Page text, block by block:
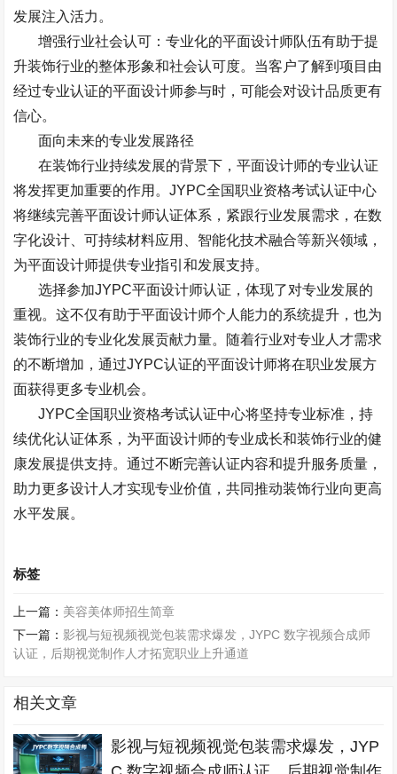
发展注入活力。
增强行业社会认可：专业化的平面设计师队伍有助于提
升装饰行业的整体形象和社会认可度。当客户了解到项目由
经过专业认证的平面设计师参与时，可能会对设计品质更有
信心。
面向未来的专业发展路径
在装饰行业持续发展的背景下，平面设计师的专业认证
将发挥更加重要的作用。JYPC全国职业资格考试认证中心
将继续完善平面设计师认证体系，紧跟行业发展需求，在数
字化设计、可持续材料应用、智能化技术融合等新兴领域，
为平面设计师提供专业指引和发展支持。
选择参加JYPC平面设计师认证，体现了对专业发展的
重视。这不仅有助于平面设计师个人能力的系统提升，也为
装饰行业的专业化发展贡献力量。随着行业对专业人才需求
的不断增加，通过JYPC认证的平面设计师将在职业发展方
面获得更多专业机会。
JYPC全国职业资格考试认证中心将坚持专业标准，持
续优化认证体系，为平面设计师的专业成长和装饰行业的健
康发展提供支持。通过不断完善认证内容和提升服务质量，
助力更多设计人才实现专业价值，共同推动装饰行业向更高
水平发展。
标签
上一篇： 美容美体师招生简章
下一篇：影视与短视频视觉包装需求爆发，JYPC 数字视频合成师
认证，后期视觉制作人才拓宽职业上升通道
相关文章
影视与短视频视觉包装需求爆发，JYP